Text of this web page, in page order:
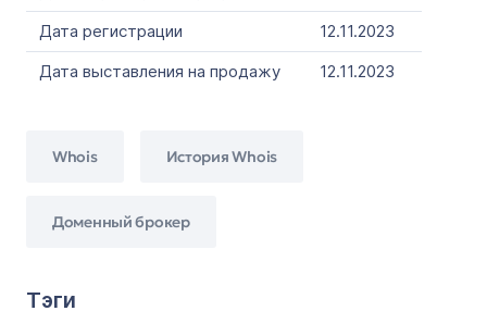
Дата регистрации
12.11.2023
Дата выставления на продажу
12.11.2023
Whois История Whois
Доменный брокер
Тэги